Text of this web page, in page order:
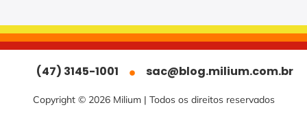
Copyright © 2026 Milium | Todos os direitos reservados
(47) 3145-1001 sac@blog.milium.com.br